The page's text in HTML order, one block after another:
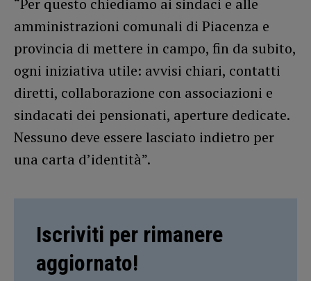
amministrazioni comunali di Piacenza e
provincia di mettere in campo, fin da subito,
ogni iniziativa utile: avvisi chiari, contatti
diretti, collaborazione con associazioni e
sindacati dei pensionati, aperture dedicate.
Nessuno deve essere lasciato indietro per
una carta d’identità”.
Iscriviti per rimanere
aggiornato!